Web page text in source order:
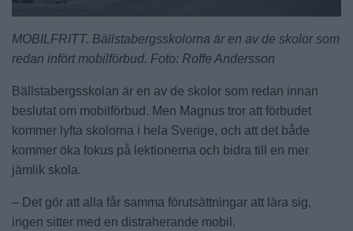
MOBILFRITT. Bällstabergsskolorna är en av de skolor som
redan infört mobilförbud. Foto: Roffe Andersson
Bällstabergsskolan är en av de skolor som redan innan
beslutat om mobilförbud. Men Magnus tror att förbudet
kommer lyfta skolorna i hela Sverige, och att det både
kommer öka fokus på lektionerna och bidra till en mer
jämlik skola.
– Det gör att alla får samma förutsättningar att lära sig,
ingen sitter med en distraherande mobil.